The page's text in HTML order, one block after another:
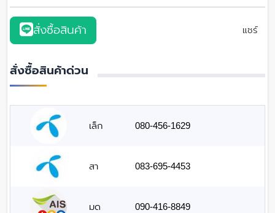
สั่งซื้อสินค้า แชร์
สั่งซื้อสินค้าด่วน
เล็ก 080-456-1629
สา 083-695-4453
มด 090-416-8849